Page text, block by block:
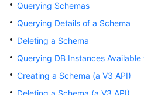
Service
Overview
Getting
Started
Querying Schemas
Querying Details of a Schema
Deleting a Schema
Querying DB Instances
Creating a Schema (a V3 API)
Deleting a Schema (a V3 API)